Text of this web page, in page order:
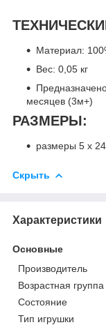
Материал:
Вес: 0,05 кг
месяцев (3м+)
РАЗМЕРЫ:
размеры 5 x
Скрыть
Характеристики
Основные
Производитель
Возрастная группа
Состояние
Тип игрушки